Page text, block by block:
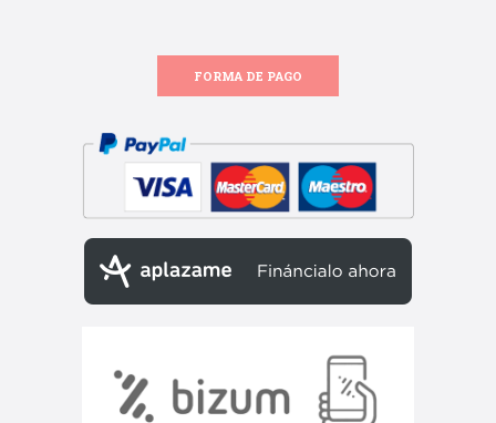
FORMA DE PAGO